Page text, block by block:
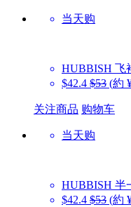
当天购
HUBBISH 飞
$42.4 $53 (約
关注商品 购物车
当天购
HUBBISH 半
$42.4 $53 (約